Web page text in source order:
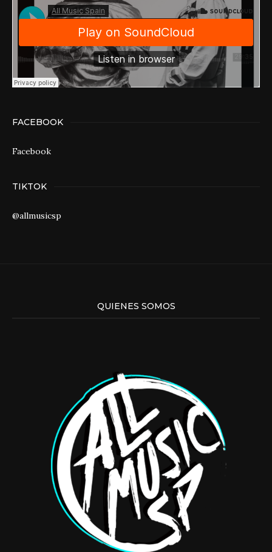
FACEBOOK
Facebook
TIKTOK
@allmusicsp
QUIENES SOMOS